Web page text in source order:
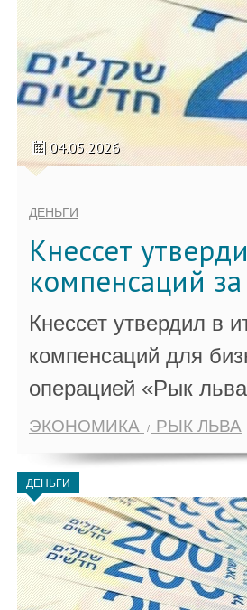
04.05.2026
ДЕНЬГИ
Кнессет
компенсаций
Кнессет утвердил в
компенсаций для
операцией «Рык
ЭКОНОМИКА РЫК ЛЬВА
ДЕНЬГИ